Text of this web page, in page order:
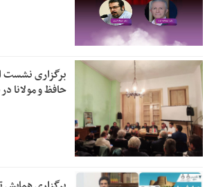
برگزاری نشست
حافظ و مولانا